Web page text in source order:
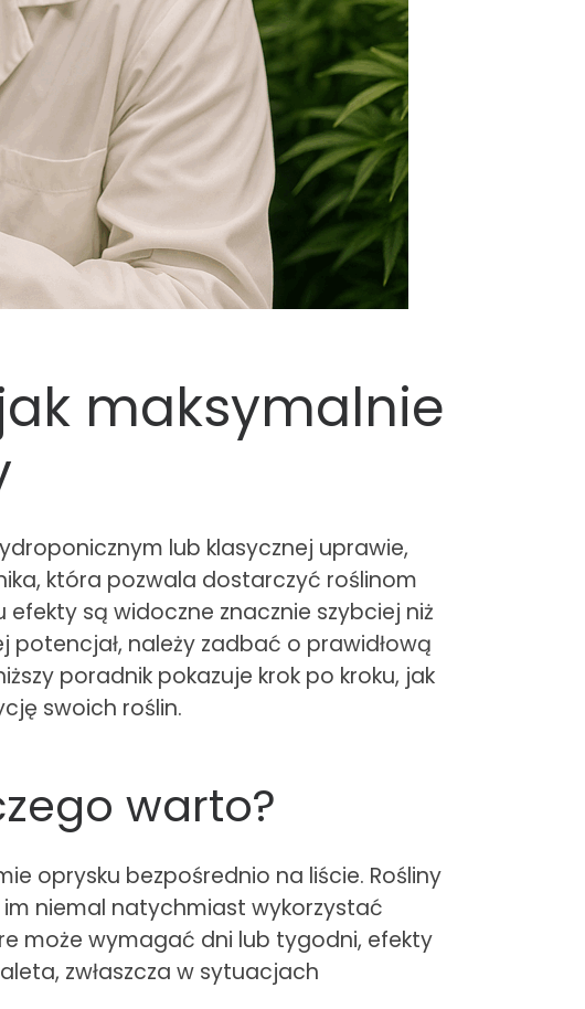
maksymalnie
lub klasycznej uprawie,
która pozwala dostarczyć roślinom
są widoczne znacznie szybciej niż
potencjał, należy zadbać o prawidłową
poradnik pokazuje krok po kroku, jak
swoich roślin.
warto?
oprysku bezpośrednio na liście. Rośliny
niemal natychmiast wykorzystać
może wymagać dni lub tygodni, efekty
zwłaszcza w sytuacjach